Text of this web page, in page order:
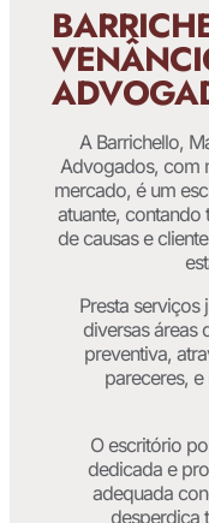
A Barrichello,
Advogados, com
mercado, é um
atuante,
de causas e
Presta serviços
diversas áreas
preventiva,
pareceres, e
O escritório
dedicada e
adequada
desperdiça